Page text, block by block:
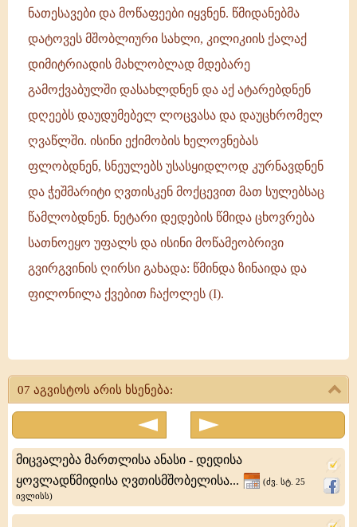
ნათესავები და მოწაფეები იყვნენ. წმიდანებმა
დატოვეს მშობლიური სახლი, კილიკიის ქალაქ
დიმიტრიადის მახლობლად მდებარე
გამოქვაბულში დასახლდნენ და აქ ატარებდნენ
დღეებს დაუდუმებელ ლოცვასა და დაუცხრომელ
ღვაწლში. ისინი ექიმობის ხელოვნებას
ფლობდნენ, სნეულებს უსასყიდლოდ კურნავდნენ
და ჭეშმარიტი ღვთისკენ მოქცევით მათ სულებსაც
წამლობდნენ. ნეტარი დედების წმიდა ცხოვრება
სათნოეყო უფალს და ისინი მოწამეობრივი
გვირგვინის ღირსი გახადა: წმინდა ზინაიდა და
ფილონილა ქვებით ჩაქოლეს (I).
და
07 აგვისტოს არის ხსენება:
მიცვალება მართლისა ანასი - დედისა
ყოვლადწმიდისა ღვთისმშობელისა...
(ძვ. სტ. 25
ივლისს)